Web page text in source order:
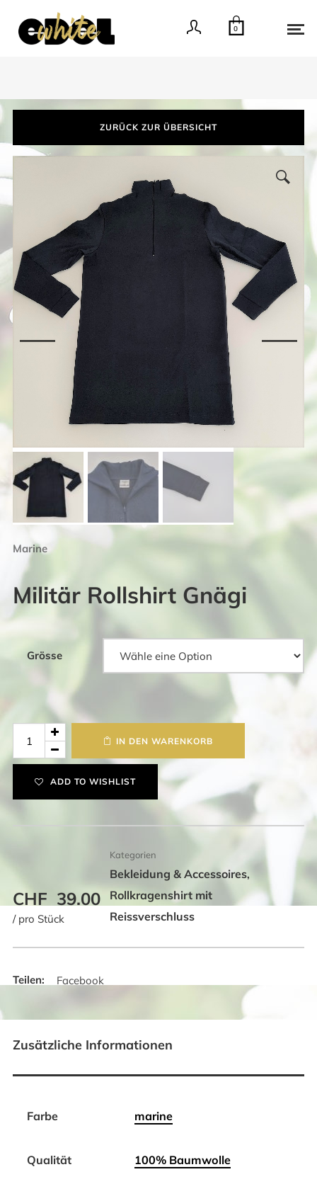
0
ZURÜCK ZUR ÜBERSICHT
Marine
Militär Rollshirt Gnägi
Grösse
Rollshirt
IN DEN WARENKORB
ADD TO WISHLIST
CHF 39.00
/ pro Stück
Kategorien
Bekleidung & Accessoires,
Rollkragenshirt mit
Reissverschluss
Facebook
Zusätzliche Informationen
Farbe marine
Qualität 100% Baumwolle